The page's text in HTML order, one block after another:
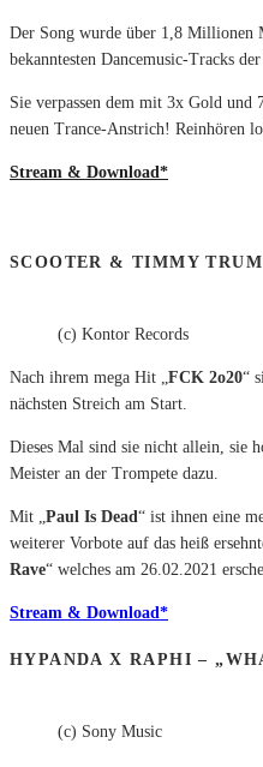
Der Song wurde über 1,8 Millionen
bekanntesten Dancemusic-Tracks der
Sie verpassen dem mit 3x Gold und
neuen Trance-Anstrich! Reinhören
Stream & Download*
SCOOTER & TIMMY
(c) Kontor Records
Nach ihrem mega Hit „FCK 2o20“
nächsten Streich am Start.
Dieses Mal sind sie nicht allein, sie
Meister an der Trompete dazu.
Mit „Paul Is Dead“ ist ihnen eine
weiterer Vorbote auf das heiß
Rave“ welches am 26.02.2021
Stream & Download*
HYPANDA X RAPHI –
(c) Sony Music